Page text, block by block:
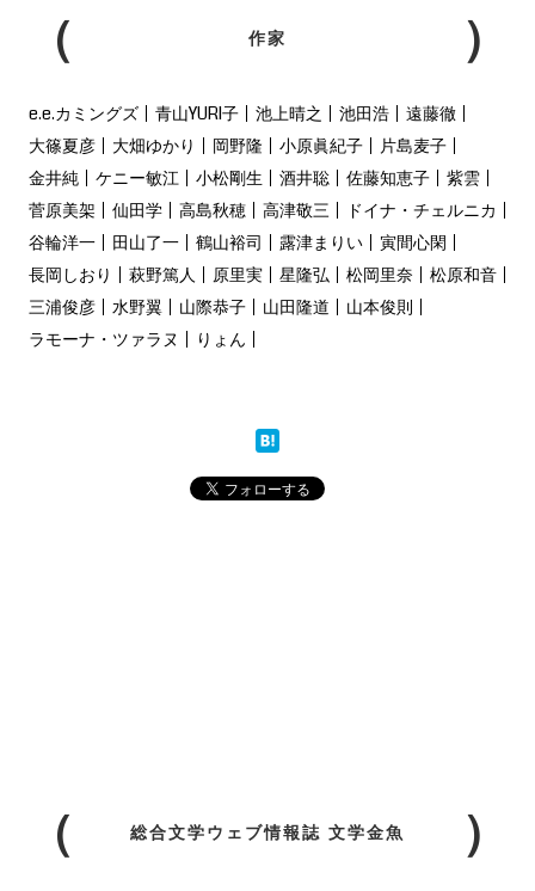
作家
e.e.カミングズ 青山YURI子 池上晴之 池田浩
遠藤徹
大篠夏彦
大畑ゆかり 岡野隆 小原眞紀子
片島麦子
金井純
ケニー敏江 小松剛生 酒井聡 佐藤知恵子
紫雲
菅原美架
仙田学 高島秋穂 高津敬三
ドイナ・チェルニカ
谷輪洋一
田山了一 鶴山裕司 露津まりい
寅間心閑
長岡しおり
萩野篤人 原里実 星隆弘 松岡里奈
松原和音
三浦俊彦
水野翼 山際恭子 山田隆道
山本俊則
ラモーナ・ツァラヌ
りょん
総合文学ウェブ情報誌 文学金魚